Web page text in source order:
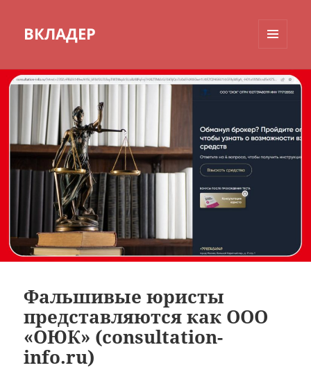
ВКЛАДЕР
ВИДЖЕТЫ
Фальшивые юристы
представляются как ООО
«ОЮК» (consultation-
info.ru)